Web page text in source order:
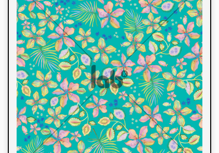
Temos orgulho de expressar nossa identidade
brasileira por meio de nossos tecidos e estampas
personalizadas, trabalhando em colaboração
com nossos clientes e dando vida aos seus
conceitos e criações. Nossa extensa linha de
produtos tem opções para diferentes mercados.
Oferecemos também tecidos ecológicos e
tecnológicos que podem ser acabados em
qualquer cor sólida ou impressão digital.
Cores